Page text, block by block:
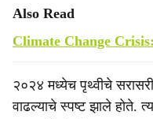
Also Read
Climate Change Crisis:
२०२४ मध्येच पृथ्वीचे
वाढल्याचे स्पष्ट झाले होते.